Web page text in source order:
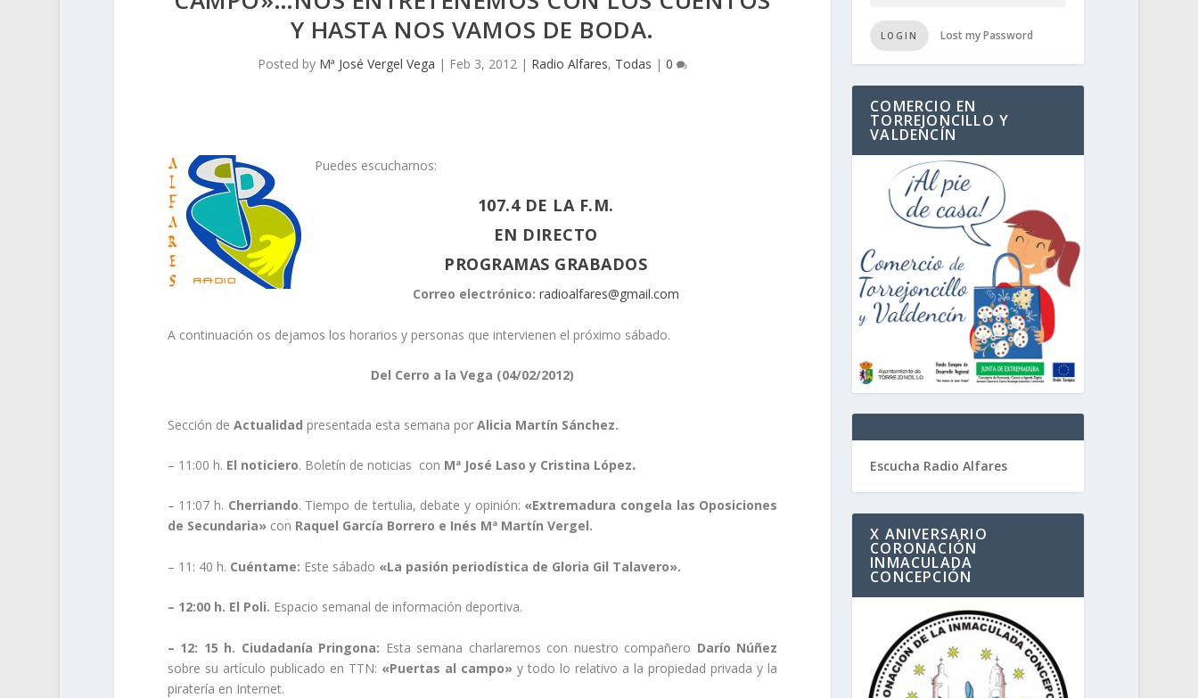
Y HASTA NOS VAMOS DE BODA.
Posted by Mª José Vergel Vega | Feb 3, 2012| Radio Alfares, Todas | 0
Puedes escucharnos:
107.4 DE LA F.M.
EN DIRECTO
PROGRAMAS GRABADOS
Correo electrónico: radioalfares@gmail.com
A continuación os dejamos los horarios y personas que intervienen el próximo sábado.
Del Cerro a la Vega (04/02/2012)
Sección de Actualidad presentada esta semana porAlicia Martín Sánchez.
– 11:00 h. El noticiero. Boletín de noticias con Mª José Laso y Cristina López.
– 11:07 h. Cherriando. Tiempo de tertulia, debate y opinión: «Extremadura congela las Oposiciones
de Secundaria» con Raquel García Borrero e Inés Mª Martín Vergel.
– 11: 40 h. Cuéntame: Este sábado «La pasión periodística de Gloria Gil Talavero».
– 12:00 h. El Poli. Espacio semanal de información deportiva.
– 12: 15 h. Ciudadanía Pringona: Esta semana charlaremos con nuestro compañero Darío Núñez
sobre su artículo publicado en TTN: «Puertas al campo» y todo lo relativo a la propiedad privada y la
piratería en Internet.
LOGIN Lost my Password
COMERCIO EN
TORREJONCILLO Y
VALDENCÍN
Escucha Radio Alfares
X ANIVERSARIO
CORONACIÓN
INMACULADA
CONCEPCIÓN